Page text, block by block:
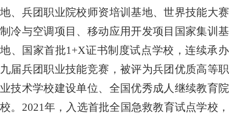
地、兵团职业院校师资培训基地、世界技能大赛
制冷与空调项目、移动应用开发项目国家集训基
地、国家首批1+X证书制度试点学校，连续承办
九届兵团职业技能竞赛，被评为兵团优质高等职
业技术学校建设单位、全国优秀成人继续教育院
校。2021年，入选首批全国急救教育试点学校，